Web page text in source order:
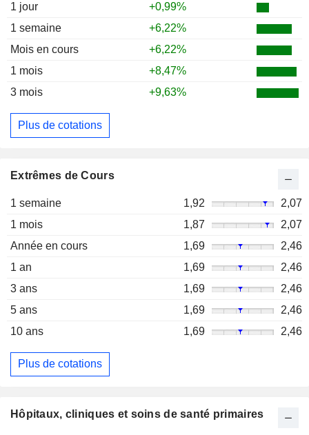
1 jour
+0,99%
1 semaine
+6,22%
Mois en cours
+6,22%
1 mois
+8,47%
3 mois
+9,63%
Plus de cotations
Extrêmes de Cours
1 semaine 1,92
2,07
1 mois
1,87
2,07
Année en cours
1,69
2,46
1 an
1,69
2,46
3 ans
1,69
2,46
5 ans
1,69
2,46
10 ans
1,69 2,46
Plus de cotations
Hôpitaux, cliniques et soins de santé primaires